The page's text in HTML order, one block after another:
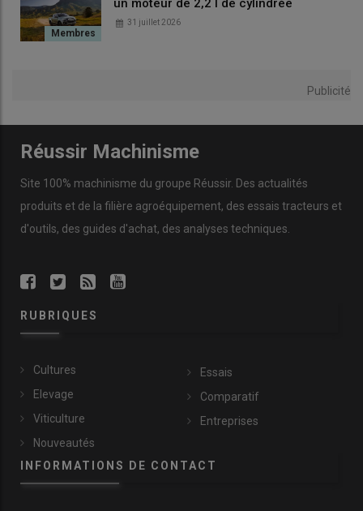
un moteur de 2,2 l de cylindrée
31 juillet 2026
Publicité
Réussir Machinisme
Site 100% machinisme du groupe Réussir. Des actualités
produits et de la filière agroéquipement, des essais tracteurs et
d'outils, des guides d'achat, des analyses techniques.
RUBRIQUES
Cultures
Elevage
Viticulture
Nouveautés
Essais
Comparatif
Entreprises
INFORMATIONS DE CONTACT